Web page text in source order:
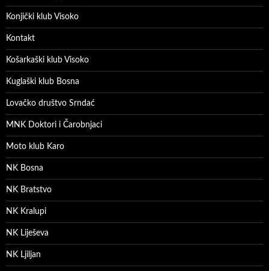
Konjički klub Visoko
Kontakt
Košarkaški klub Visoko
Kuglaški klub Bosna
Lovačko društvo Srndać
MNK Doktori i Čarobnjaci
Moto klub Karo
NK Bosna
NK Bratstvo
NK Kralupi
NK Liješeva
NK Ljiljan